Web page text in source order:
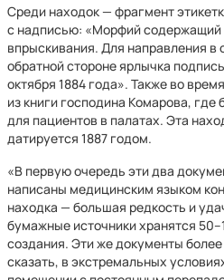
Среди находок — фрагмент
с надписью: «Морфий содержащий
впрыскивания. Для направления в
обратной стороне ярлычка
октября 1884 года». Также во
из книги господина Комарова, где
для пациентов в палатах. Эта
датируется 1887 годом.
«В первую очередь эти два
написаны медицинским языком
находка — большая редкость и
бумажные источники хранятся
создания. Эти же документы
сказать, в экстремальных